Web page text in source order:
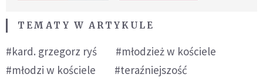
TEMATY W ARTYKULE
#kard. grzegorz ryś
#młodzież w kościele
#młodzi w kościele
#teraźniejszość